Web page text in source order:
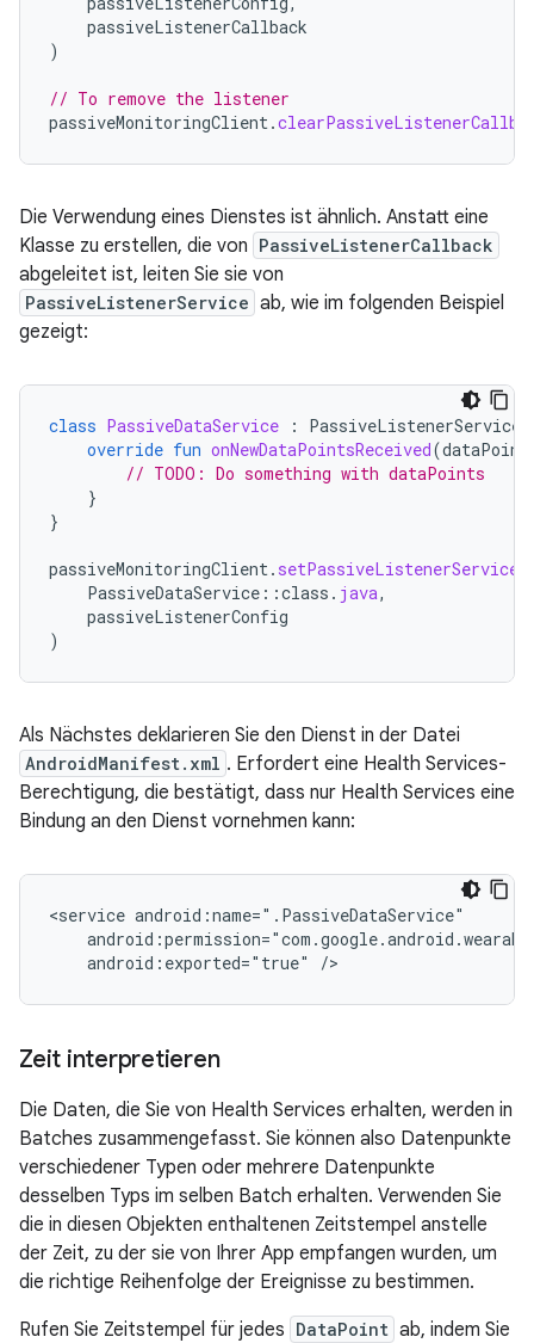
passiveListenerCallback
)
// To remove the listener
passiveMonitoringClient.
Die Verwendung eines Dienstes ist ähnlich. Anstatt eine
Klasse zu erstellen, die von PassiveListenerCallback
abgeleitet ist, leiten Sie sie von
PassiveListenerService ab, wie im folgenden Beispiel
gezeigt:
class PassiveDataService : PassiveListenerService
override fun onNewDataPointsReceived(
// TODO: Do something with dataPoints
}
}
passiveMonitoringClient.
PassiveDataService ::class . java,
passiveListenerConfig
)
Als Nächstes deklarieren Sie den Dienst in der Datei
AndroidManifest.xml . Erfordert eine Health Services-
Berechtigung, die bestätigt, dass nur Health Services eine
Bindung an den Dienst vornehmen kann:
<service
android:exported="true"
Zeit interpretieren
Die Daten, die Sie von Health Services erhalten, werden in
Batches zusammengefasst. Sie können also Datenpunkte
verschiedener Typen oder mehrere Datenpunkte
desselben Typs im selben Batch erhalten. Verwenden Sie
die in diesen Objekten enthaltenen Zeitstempel anstelle
der Zeit, zu der sie von Ihrer App empfangen wurden, um
die richtige Reihenfolge der Ereignisse zu bestimmen.
Rufen Sie Zeitstempel für jedes DataPoint ab, indem Sie